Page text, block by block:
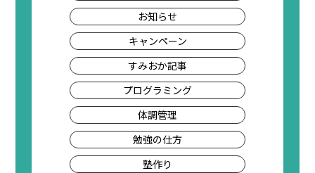
お知らせ
キャンペーン
すみおか記事
プログラミング
体調管理
勉強の仕方
塾作り